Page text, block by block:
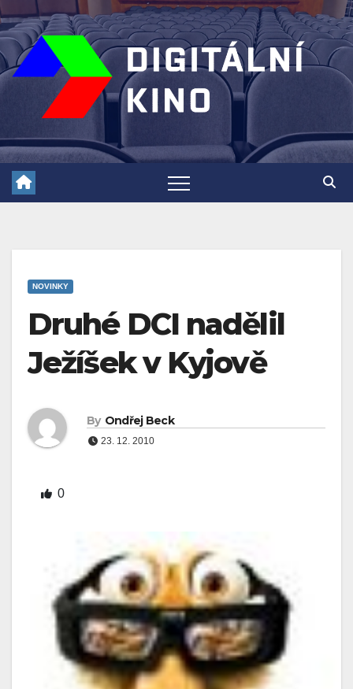
Skip
to
content
NOVINKY
Druhé DCI nadělil
Ježíšek v Kyjově
By Ondřej Beck
23. 12. 2010
0